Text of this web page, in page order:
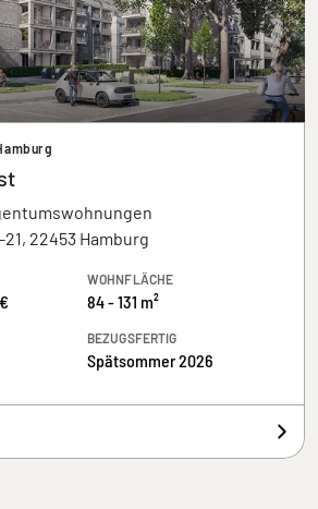
22453 Hamburg
WOHNFLÄCHE
84 - 131 m²
BEZUGSFERTIG
Spätsommer 2026